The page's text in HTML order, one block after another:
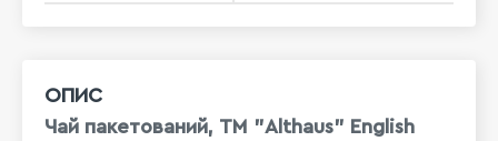
ОПИС
Чай пакетований, ТМ "Althaus" English